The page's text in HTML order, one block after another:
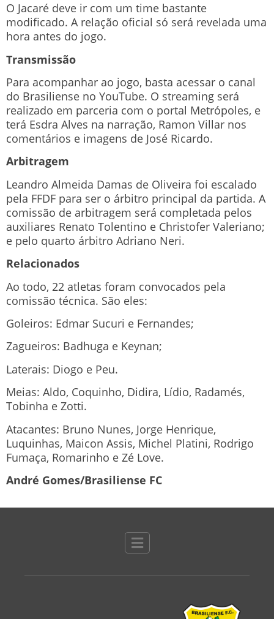
O Jacaré deve ir com um time bastante
modificado. A relação oficial só será revelada uma
hora antes do jogo.
Transmissão
Para acompanhar ao jogo, basta acessar o canal
do Brasiliense no YouTube. O streaming será
realizado em parceria com o portal Metrópoles, e
terá Esdra Alves na narração, Ramon Villar nos
comentários e imagens de José Ricardo.
Arbitragem
Leandro Almeida Damas de Oliveira foi escalado
pela FFDF para ser o árbitro principal da partida. A
comissão de arbitragem será completada pelos
auxiliares Renato Tolentino e Christofer Valeriano;
e pelo quarto árbitro Adriano Neri.
Relacionados
Ao todo, 22 atletas foram convocados pela
comissão técnica. São eles:
Goleiros: Edmar Sucuri e Fernandes;
Zagueiros: Badhuga e Keynan;
Laterais: Diogo e Peu.
Meias: Aldo, Coquinho, Didira, Lídio, Radamés,
Tobinha e Zotti.
Atacantes: Bruno Nunes, Jorge Henrique,
Luquinhas, Maicon Assis, Michel Platini, Rodrigo
Fumaça, Romarinho e Zé Love.
André Gomes/Brasiliense FC